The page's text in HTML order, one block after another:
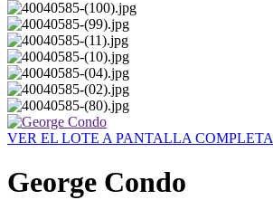
VER EL LOTE A PANTALLA COMPLETA
George Condo